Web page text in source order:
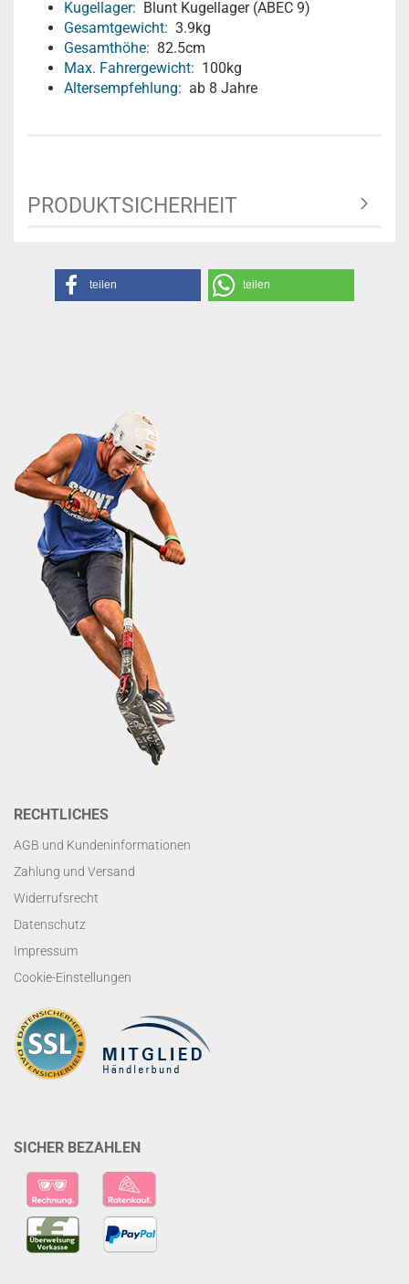
Kugellager: Blunt Kugellager (ABEC 9)
Gesamtgewicht: 3.9kg
Gesamthöhe: 82.5cm
Max. Fahrergewicht: 100kg
Altersempfehlung: ab 8 Jahre
PRODUKTSICHERHEIT
teilen teilen
RECHTLICHES
AGB und Kundeninformationen
Zahlung und Versand
Widerrufsrecht
Datenschutz
Impressum
Cookie-Einstellungen
SICHER BEZAHLEN